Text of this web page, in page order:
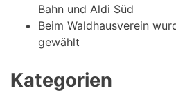
Bahn und Aldi Süd
Beim Waldhausverein
gewählt
Kategorien